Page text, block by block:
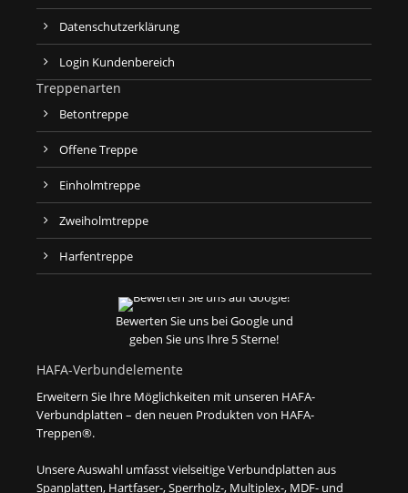
Datenschutzerklärung
Login Kundenbereich
Treppenarten
Betontreppe
Offene Treppe
Einholmtreppe
Zweiholmtreppe
Harfentreppe
Bewerten Sie uns bei Google und
geben Sie uns Ihre 5 Sterne!
HAFA-Verbundelemente
Erweitern Sie Ihre Möglichkeiten mit unseren HAFA-
Verbundplatten – den neuen Produkten von HAFA-
Treppen®.
Unsere Auswahl umfasst vielseitige Verbundplatten aus
Spanplatten, Hartfaser-, Sperrholz-, Multiplex-, MDF- und